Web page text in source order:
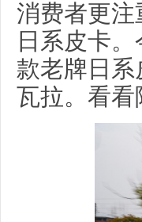
消费者更
日系皮卡
款老牌日
瓦拉。看